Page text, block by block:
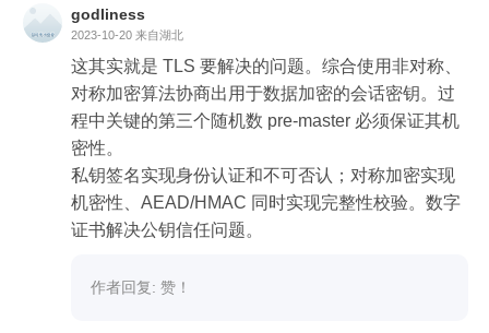
godliness
2023-10-20 来自湖北
这其实就是 TLS 要解决的问题。综合使用非对称、
对称加密算法协商出用于数据加密的会话密钥。过
程中关键的第三个随机数 pre-master 必须保证其机
密性。
私钥签名实现身份认证和不可否认；对称加密实现
机密性、AEAD/HMAC 同时实现完整性校验。数字
证书解决公钥信任问题。
作者回复: 赞！